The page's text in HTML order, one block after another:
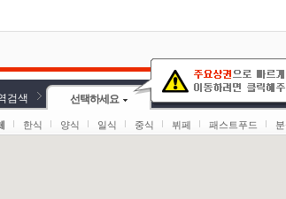
검색 선택하세요
한식 양식 일식 중식 뷔페 패스트푸드